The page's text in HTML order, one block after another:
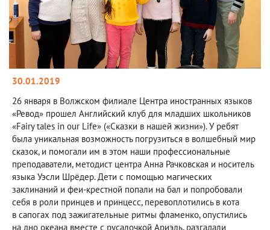
30.01.2019
26 января в Волжском филиале Центра иностранных языков
«Ревод» прошел Английский клуб для младших школьников
«Fairy tales in our Life» («Сказки в нашей жизни»). У ребят
была уникальная возможность погрузиться в волшебный мир
сказок, и помогали им в этом наши профессиональные
преподаватели, методист центра Анна Рачковская и носитель
языка Уэсли Шрёдер. Дети с помощью магических
заклинаний и феи-крестной попали на бал и попробовали
себя в роли принцев и принцесс, перевоплотились в кота
в сапогах под зажигательные ритмы фламенко, опустились
на дно океана вместе с русалочкой Ариэль, разгадали